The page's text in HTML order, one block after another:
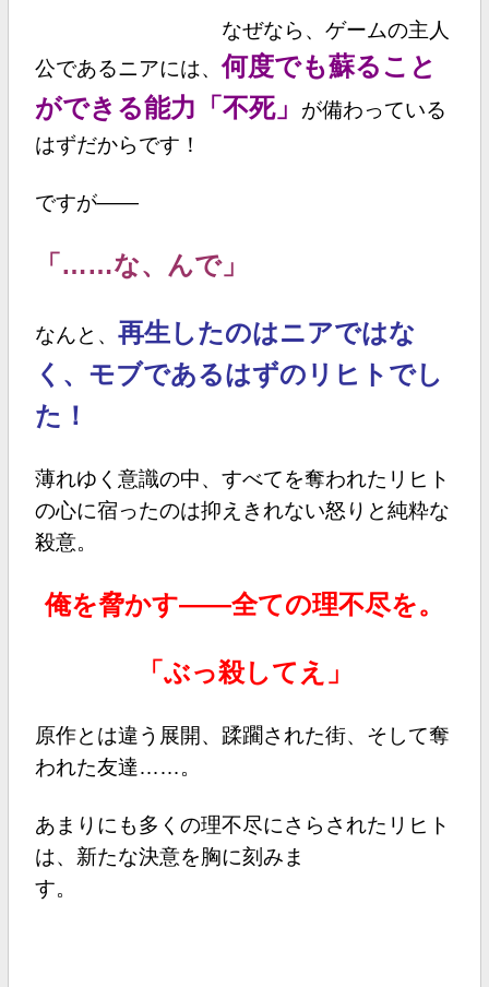
なぜなら、ゲームの主人
公であるニアには、何度でも蘇ること
ができる能力「不死」
が備わっている
はずだからです！
ですが――
「……な、んで」
なんと、 再生したのはニアではな
く、モブであるはずのリヒト でし
た！
薄れゆく意識の中、すべてを奪われたリヒト
の心に宿ったのは抑えきれない怒りと純粋な
殺意。
俺を脅かす――全ての理不尽を。
「ぶっ殺してえ」
原作とは違う展開、蹂躙された街、そして奪
われた友達……。
あまりにも多くの理不尽にさらされたリヒト
は、新たな決意を胸に刻みま
す。